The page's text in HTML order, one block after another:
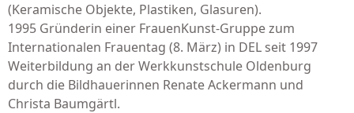
(Keramische Objekte, Plastiken, Glasuren).
1995 Gründerin einer FrauenKunst-Gruppe zum
Internationalen Frauentag (8. März) in DEL seit 1997
Weiterbildung an der Werkkunstschule Oldenburg
durch die Bildhauerinnen Renate Ackermann und
Christa Baumgärtl.